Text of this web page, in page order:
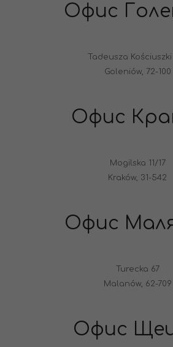
Офис
Tadeusza Kościuszki
Goleniów, 72-100
Офис
Mogilska 11/17
Kraków, 31-542
Офис
Turecka 67
Malanów, 62-709
Офис